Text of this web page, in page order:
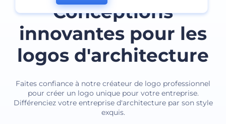
Conceptions
innovantes pour les
logos d'architecture
Faites confiance à notre créateur de logo professionnel
pour créer un logo unique pour votre entreprise.
Différenciez votre entreprise d'architecture par son style
exquis.